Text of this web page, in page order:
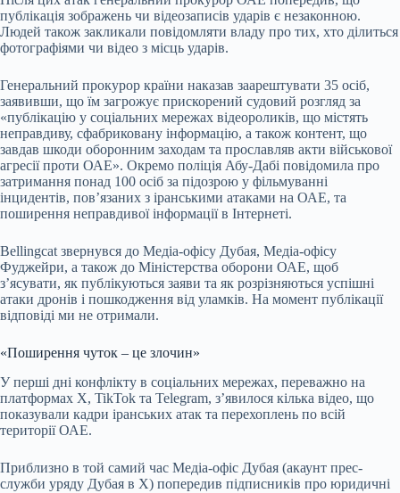
публікація зображень чи відеозаписів ударів є незаконною.
Людей також закликали повідомляти владу про тих, хто ділиться
фотографіями чи відео з місць ударів.
Генеральний прокурор країни наказав заарештувати 35 осіб,
заявивши, що їм загрожує прискорений судовий розгляд за
«публікацію у соціальних мережах відеороликів, що містять
неправдиву, сфабриковану інформацію, а також контент, що
завдав шкоди оборонним заходам та прославляв акти військової
агресії проти ОАЕ». Окремо поліція Абу-Дабі повідомила про
затримання понад 100 осіб за підозрою у фільмуванні
інцидентів, пов’язаних з іранськими атаками на ОАЕ, та
поширення неправдивої інформації в Інтернеті.
Bellingcat звернувся до Медіа-офісу Дубая, Медіа-офісу
Фуджейри, а також до Міністерства оборони ОАЕ, щоб
з’ясувати, як публікуються заяви та як розрізняються успішні
атаки дронів і пошкодження від уламків. На момент публікації
відповіді ми не отримали.
«Поширення чуток – це злочин»
У перші дні конфлікту в соціальних мережах, переважно на
платформах X, TikTok та Telegram, з’явилося кілька відео, що
показували кадри іранських атак та перехоплень по всій
території ОАЕ.
Приблизно в той самий час Медіа-офіс Дубая (акаунт прес-
служби уряду Дубая в X) попередив підписників про юридичні